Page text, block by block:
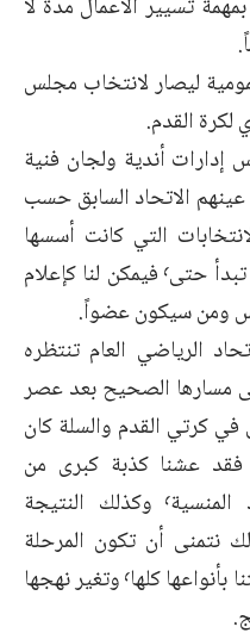
تسيير الأعمال مدة لا
ليصار لانتخاب مجلس
لكرة القدم.
إدارات أندية ولجان فنية
الاتحاد السابق حسب
التي كانت أسسها
وعناوينها معروفة سلفاً وقبل أن تبدأ حتى٬ فيمكن لنا كإعلام
ومن سيكون عضواً.
الرياضي العام تنتظره
مسارها الصحيح بعد عصر
في كرتي القدم والسلة كان
العنوان الأبرز للحقبة الماضية٬ فقد عشنا كذبة كبرى من
خلالهما٬ ويلحق بهما كرة اليد المنسية٬ وكذلك النتيجة
للآمال لكرة الطائرة٬ لذلك نتمنى أن تكون المرحلة
القادمة مرحلة خير وتكون لرياضتنا بأنواعها كلها٬ وتغير نهجها